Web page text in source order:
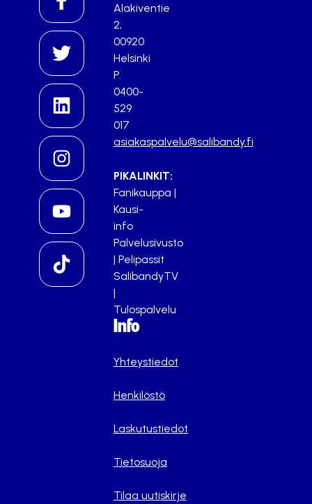
Alakiventie
2,
00920
Helsinki
P.
0400-
529
017
asiakaspalvelu@salibandy.fi
PIKALINKIT:
Fanikauppa |
Kausi-
info
Palvelusivusto
| Pelipassit
SalibandyTV
|
Tulospalvelu
Info
Yhteystiedot
Henkilöstö
Laskutustiedot
Tietosuoja
Tilaa uutiskirje